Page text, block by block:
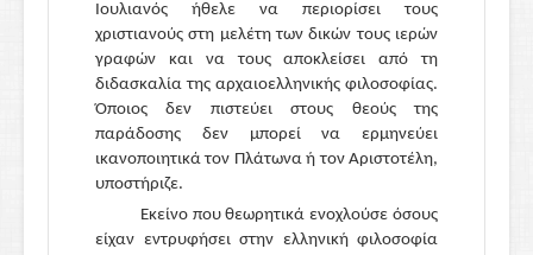
Ιουλιανός ήθελε να περιορίσει τους
χριστιανούς στη μελέτη των δικών τους ιερών
γραφών και να τους αποκλείσει από τη
διδασκαλία της αρχαιοελληνικής φιλοσοφίας.
Όποιος δεν πιστεύει στους θεούς της
παράδοσης δεν μπορεί να ερμηνεύει
ικανοποιητικά τον Πλάτωνα ή τον Αριστοτέλη,
υποστήριζε.
Εκείνο που θεωρητικά ενοχλούσε όσους
είχαν εντρυφήσει στην ελληνική φιλοσοφία